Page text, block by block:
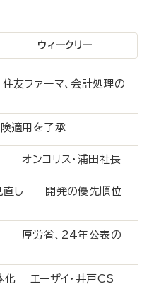
ウィークリー
友ファーマ、会計処理の
険適用を了承
オンコリス・浦田社長
見直し 開発の優先順位
厚労省、24年公表の
化 エーザイ・井戸CS